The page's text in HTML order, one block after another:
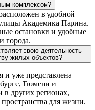
комплексом?
в удобной
Академика Парина.
остановки и удобные
города.
свою деятельность
жилых объектов?
и уже представлена
Тюмени и
в других регионах,
для жизни.